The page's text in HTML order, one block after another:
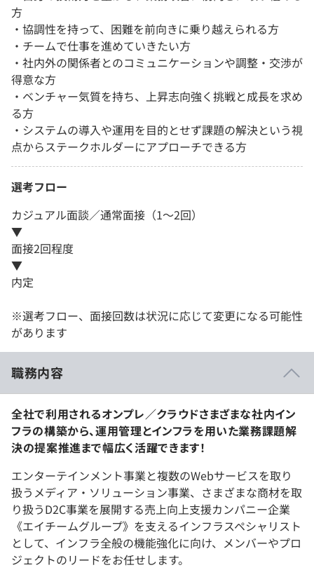
方
・協調性を持って、困難を前向きに乗り越えられる方
・チームで仕事を進めていきたい方
・社内外の関係者とのコミュニケーションや調整・交渉が
得意な方
・ベンチャー気質を持ち、上昇志向強く挑戦と成長を求め
る方
・システムの導入や運用を目的とせず課題の解決という視
点からステークホルダーにアプローチできる方
選考フロー
カジュアル面談／通常面接（1～2回）
▼
面接2回程度
▼
内定
※選考フロー、面接回数は状況に応じて変更になる可能性
があります
職務内容
全社で利用されるオンプレ／クラウドさまざまな社内イン
フラの構築から、運用管理とインフラを用いた業務課題解
決の提案推進まで幅広く活躍できます！
エンターテインメント事業と複数のWebサービスを取り
扱うメディア・ソリューション事業、さまざまな商材を取
り扱うD2C事業を展開する売上向上支援カンパニー企業
《エイチームグループ》を支えるインフラスペシャリスト
として、インフラ全般の機能強化に向け、メンバーやプロ
ジェクトのリードをお任せします。